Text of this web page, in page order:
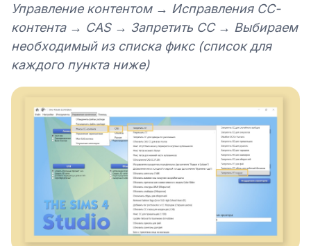
Управление контентом → Исправления СС-
контента → CAS → Запретить СС → Выбираем
необходимый из списка фикс (список для
каждого пункта ниже)